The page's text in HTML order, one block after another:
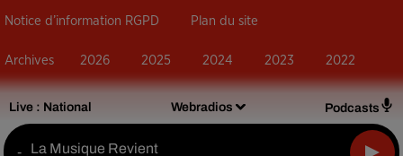
Live : National Webradios Podcasts
- La Musique Revient
Notice d’information RGPD Plan du site
Archives 2026 2025 2024 2023 2022